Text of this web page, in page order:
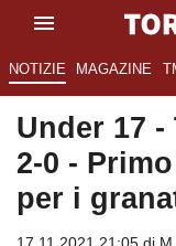
NOTIZIE MAGAZINE
Under 17
2-0 -
per i